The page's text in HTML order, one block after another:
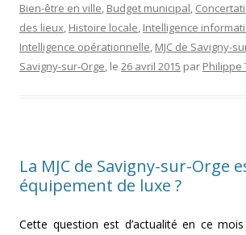
Bien-être en ville, Budget municipal,
des lieux, Histoire locale, Intelligence
Intelligence opérationnelle, MJC de Savigny-
Savigny-sur-Orge, le 26 avril 2015 par Philippe
La MJC de Savigny-sur-Orge
équipement de luxe ?
Cette question est d’actualité en ce